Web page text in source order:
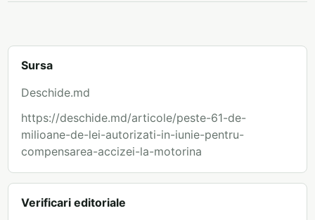
Sursa
Deschide.md
https://deschide.md/articole/peste-61-de-
milioane-de-lei-autorizati-in-iunie-pentru-
compensarea-accizei-la-motorina
Verificari editoriale